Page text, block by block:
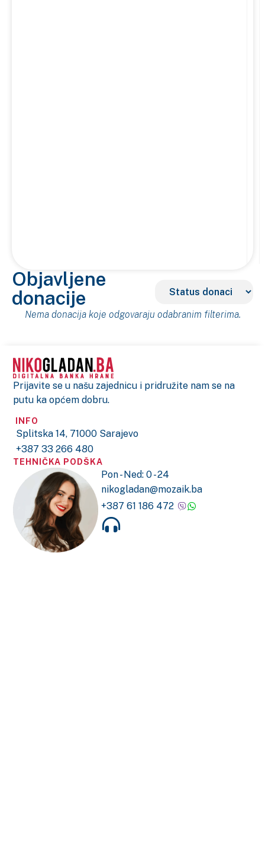
Objavljene
donacije
Nema donacija koje odgovaraju odabranim filterima.
Prijavite se u našu zajednicu i pridružite nam se na
putu ka općem dobru.
INFO
Splitska 14, 71000 Sarajevo
+387 33 266 480
TEHNIČKA PODŠKA
Pon - Ned: 0 - 24
nikogladan@mozaik.ba
+387 61 186 472